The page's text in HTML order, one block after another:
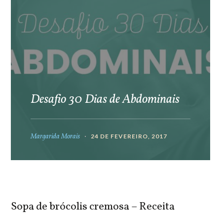
Desafio 30 Dias de Abdominais
Margarida Morais 24 DE FEVEREIRO, 2017
Sopa de brócolis cremosa – Receita